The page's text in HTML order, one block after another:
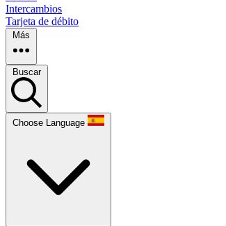
Intercambios
Tarjeta de débito
Más
Buscar
Choose Language